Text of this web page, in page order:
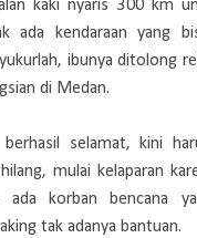
kaki nyaris 300 km
ada kendaraan yang
ibunya ditolong
di Medan.
berhasil selamat, kini
mulai kelaparan
ada korban bencana
tak adanya bantuan.